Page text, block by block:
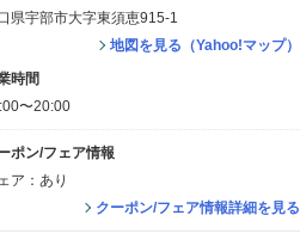
県宇部市大字東須恵915-1
地図を見る（Yahoo!マップ）
時間
〜20:00
ポン/フェア情報
ア：あり
クーポン/フェア情報詳細を見る